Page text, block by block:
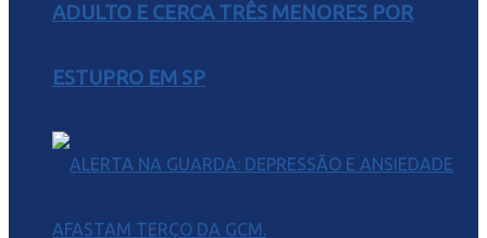
ADULTO E CERCA TRÊS MENORES POR
ESTUPRO EM SP